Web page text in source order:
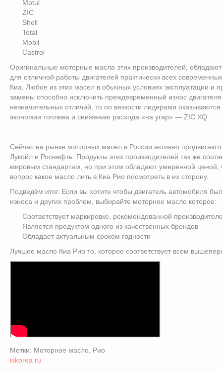
Motul
ZIC
Shell
Total
Mobil
Castrol
Оригинальные моторные масла этих производителей,
для отличной работы двигателей практически всех
Киа. Любое из этих масел в обычных условиях эксплуатации и
замены способно исключить преждевременный износ
незначительных отличий, то по вязкости лидерами
экономии топлива и снижению расхода «на угар» — ZIC XQ.
Сейчас на рынке моторных масел в России активно
Лукойл и Роснефть. Продукты этих производителей так же
мировым стандартам, но при этом обладают умеренной ценой,
вопрос какое масло лить в Киа Рио посмотреть в их сторону.
Подведём итог. Если вы хотите чтобы двигатель автомобиля
износа и других проблем, выбирайте моторное масло которое:
Соответствует маркировке, рекомендованной
Является продуктом одного из качественных брендов
Обладает актуальным сроком годности
Лучшее масло Киа Рио то, которое соответствует всем
Метки: Моторное масло, Рио
iskorea.ru